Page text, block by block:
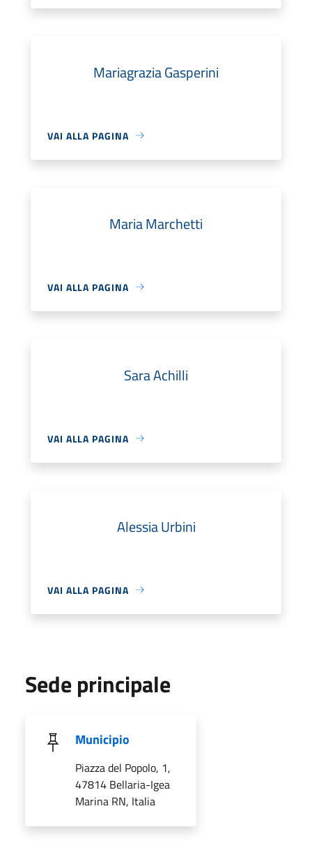
Mariagrazia Gasperini
VAI ALLA PAGINA
Maria Marchetti
VAI ALLA PAGINA
Sara Achilli
VAI ALLA PAGINA
Alessia Urbini
VAI ALLA PAGINA
Sede principale
Municipio
Piazza del Popolo, 1,
47814 Bellaria-Igea
Marina RN, Italia